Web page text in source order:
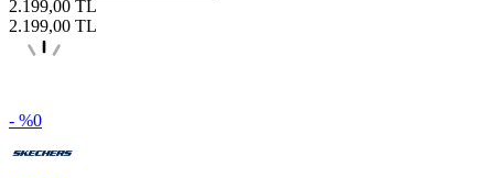
2.199,00 TL
2.199,00 TL
- %0